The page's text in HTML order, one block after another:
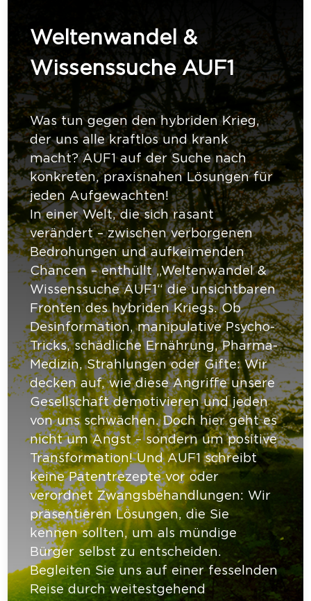
Weltenwandel &
Wissenssuche AUF1
Was tun gegen den hybriden Krieg,
der uns alle kraftlos und krank
macht? AUF1 auf der Suche nach
konkreten, praxisnahen Lösungen für
jeden Aufgewachten!
In einer Welt, die sich rasant
verändert – zwischen verborgenen
Bedrohungen und aufkeimenden
Chancen – enthüllt „Weltenwandel &
Wissenssuche AUF1“ die unsichtbaren
Fronten des hybriden Kriegs. Ob
Desinformation, manipulative Psycho-
Tricks, schädliche Ernährung, Pharma-
Medizin, Strahlungen oder Gifte: Wir
decken auf, wie diese Angriffe unsere
Gesellschaft demotivieren und jeden
von uns schwächen. Doch hier geht es
nicht um Angst – sondern um positive
Transformation! Und AUF1 schreibt
keine Patentrezepte vor oder
verordnet Zwangsbehandlungen: Wir
präsentieren Lösungen, die Sie
kennen sollten, um als mündige
Bürger selbst zu entscheiden.
Begleiten Sie uns auf einer fesselnden
Reise durch weitestgehend